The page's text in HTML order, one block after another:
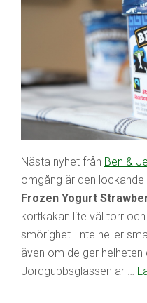
Nästa nyhet från Ben &
omgång är den lockande
Frozen Yogurt
kortkakan lite väl torr
smörighet. Inte heller
även om de ger helheten
Jordgubbsglassen är …